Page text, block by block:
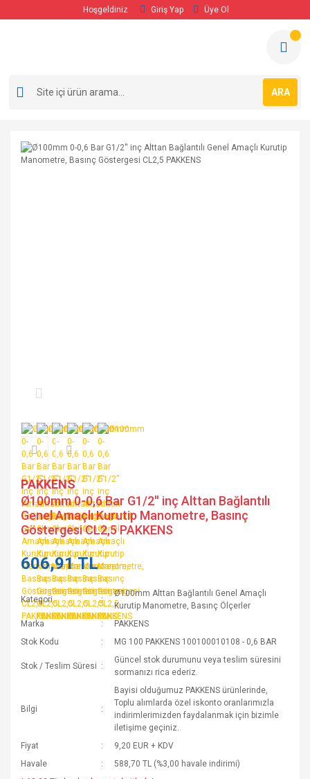
Hoşgeldiniz Giriş Yap Üye Ol
ARA
PAKKENS
Ø100mm 0-0,6 Bar G1/2'' inç Alttan Bağlantılı
Genel Amaçlı Kurutip Manometre, Basınç
Göstergesi CL2,5 PAKKENS
606,91 TL
Kategori
Ø100mm Alttan Bağlantılı Genel Amaçlı
Kurutip Manometre, Basınç Ölçerler
Marka
PAKKENS
Stok Kodu
MG 100 PAKKENS 100100010108 - 0,6 BAR
Stok / Teslim Süresi
Güncel stok durumunu veya teslim süresini
sormanızı rica ederiz.
Bilgi
Bayisi olduğumuz PAKKENS ürünlerinde,
Toplu alımlarda özel iskonto oranlarımızla
indirimlerimizden faydalanmak için bizimle
iletişime geçiniz.
Fiyat
9,20 EUR + KDV
Havale
588,70 TL (%3,00 havale indirimi)